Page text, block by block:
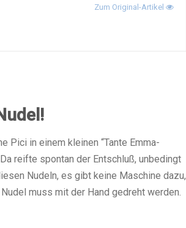
Zum Original-Artikel
Pici in einem kleinen “Tante Emma-
reifte spontan der Entschluß, unbedingt
Nudeln, es gibt keine Maschine dazu,
muss mit der Hand gedreht werden.